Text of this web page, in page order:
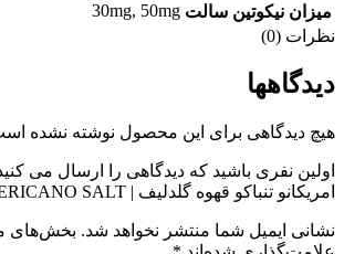
میزان نیکوتین سالت
30mg, 50mg
نظرات (0)
دیدگاهها
هیچ دیدگاهی برای این محصول نوشته نشده
اولین نفری باشید که دیدگاهی را ارسال می
امریکانو تنباکو قهوه گلدلیف | GOLD LEAF EMERICANO SALT”
نشانی ایمیل شما منتشر نخواهد شد. بخش‌های